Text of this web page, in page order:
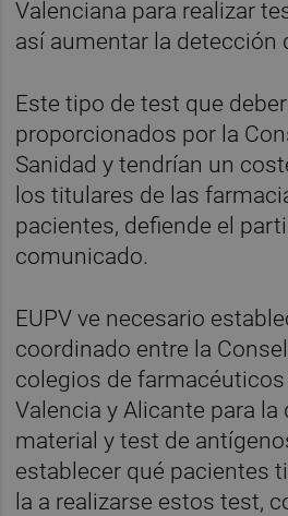
Valenciana para realizar
así aumentar la detección
Este tipo de test que
proporcionados por la
Sanidad y tendrían un
los titulares de las
pacientes, defiende el
comunicado.
EUPV ve necesario
coordinado entre la
colegios de
Valencia y Alicante para
material y test de
establecer qué pacientes
la a realizarse estos test,